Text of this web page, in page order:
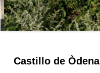
Castillo de Òdena